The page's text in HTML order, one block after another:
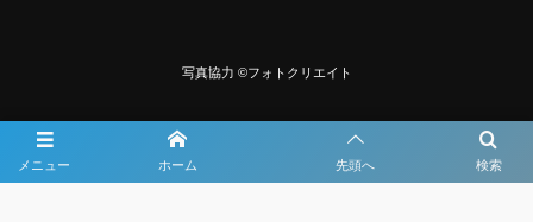
メニュー 検索
ホーム 先頭へ
写真協力 ©フォトクリエイト